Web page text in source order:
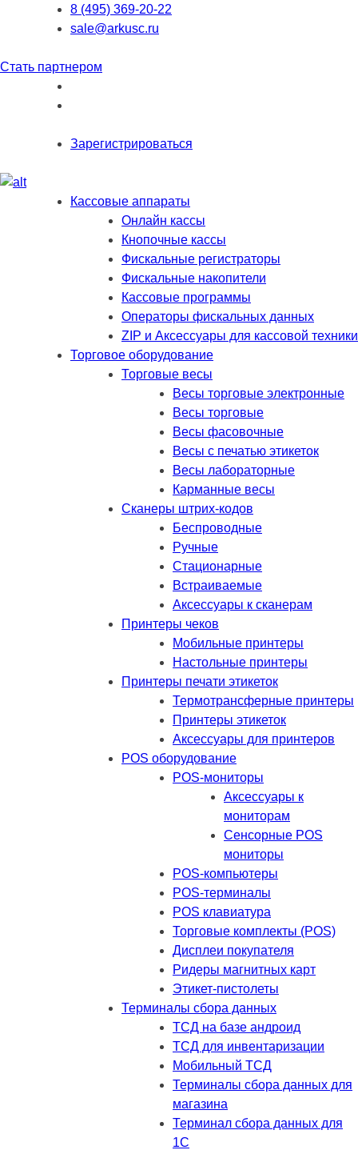
8 (495) 369-20-22
sale@arkusc.ru
Стать партнером
Зарегистрироваться
Кассовые аппараты
Онлайн кассы
Кнопочные кассы
Фискальные регистраторы
Фискальные накопители
Кассовые программы
Операторы фискальных данных
ZIP и Аксессуары для кассовой техники
Торговое оборудование
Торговые весы
Весы торговые электронные
Весы торговые
Весы фасовочные
Весы с печатью этикеток
Весы лабораторные
Карманные весы
Сканеры штрих-кодов
Беспроводные
Ручные
Стационарные
Встраиваемые
Аксессуары к сканерам
Принтеры чеков
Мобильные принтеры
Настольные принтеры
Принтеры печати этикеток
Термотрансферные принтеры
Принтеры этикеток
Аксессуары для принтеров
POS оборудование
POS-мониторы
Аксессуары к
мониторам
Сенсорные POS
мониторы
POS-компьютеры
POS-терминалы
POS клавиатура
Торговые комплекты (POS)
Дисплеи покупателя
Ридеры магнитных карт
Этикет-пистолеты
Терминалы сбора данных
ТСД на базе андроид
ТСД для инвентаризации
Мобильный ТСД
Терминалы сбора данных для
магазина
Терминал сбора данных для
1C